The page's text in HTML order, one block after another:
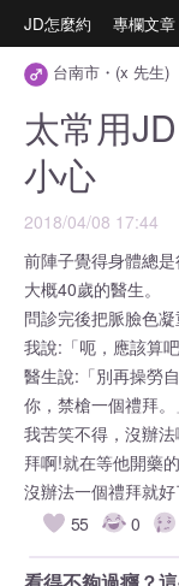
JD怎麼約 專欄文章
台南市・(x 先生)
太常用
小心
2018/04/08 17:44
前陣子覺得身體總
大概40歲的醫生。
問診完後把脈臉色
我說:「呃，應該算
醫生說:「別再操勞
你，禁槍一個禮拜。
我苦笑不得，沒辦
拜啊!就在等他開藥
沒辦法一個禮拜就
55
0